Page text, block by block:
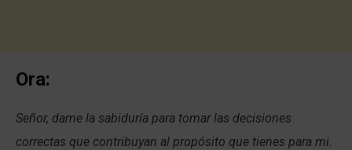
Ora:
Señor, dame la sabiduría para tomar las decisiones
correctas que contribuyan al propósito que tienes para mi.